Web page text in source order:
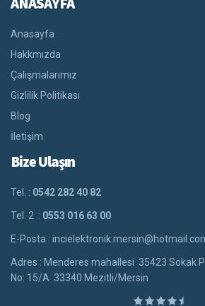
Anasayfa
Hakkmızda
Çalışmalarımız
Gizlilik Politikası
Blog
İletişim
Bize Ulaşın
Tel. : 0542 282 40 82
Tel. 2 : 0553 016 63 00
E-Posta :
Adres : Menderes mahallesi 35423 Sokak
No: 15/A 33340 Mezitli/Mersin